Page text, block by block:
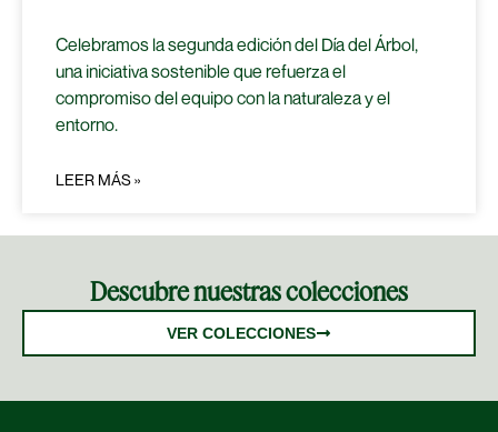
Celebramos la segunda edición del Día del Árbol,
una iniciativa sostenible que refuerza el
compromiso del equipo con la naturaleza y el
entorno.
LEER MÁS »
Descubre nuestras colecciones
VER COLECCIONES